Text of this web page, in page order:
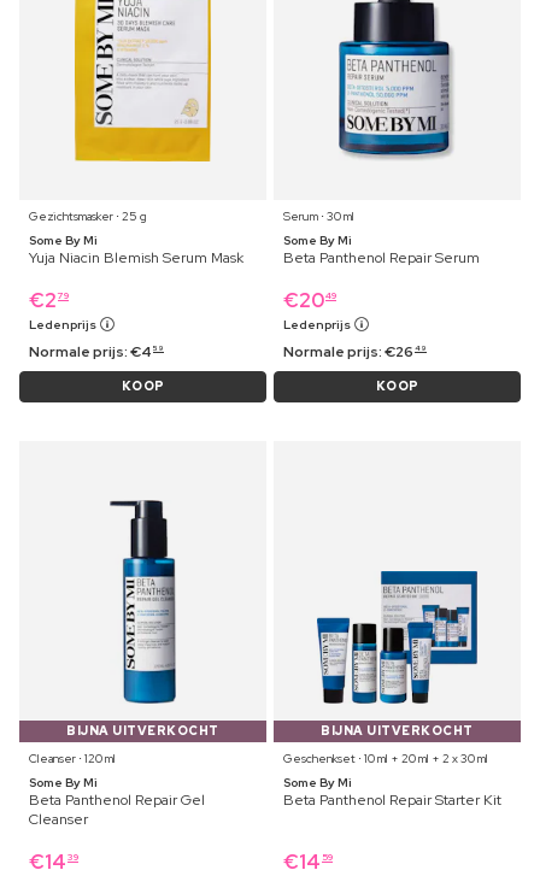
Gezichtsmasker ⋅ 25 g
Some By Mi
Yuja Niacin Blemish Serum Mask
€2 79
Ledenprijs
Normale prijs:€4 59
KOOP
Serum ⋅ 30 ml
Some By Mi
Beta Panthenol Repair Serum
€2049
Ledenprijs
Normale prijs:€26 49
KOOP
BIJNA UITVERKOCHT
Cleanser ⋅ 120 ml
Some By Mi
Beta Panthenol Repair Gel
Cleanser
€14 39
BIJNA UITVERKOCHT
Geschenkset ⋅ 10 ml + 20 ml + 2 x 30 ml
Some By Mi
Beta Panthenol Repair Starter Kit
€14 59